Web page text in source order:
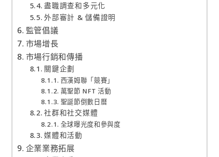
盡職調查和多元化
外部審計 & 儲備證明
監管倡議
市場增長
市場行銷和傳播
關鍵企劃
西漢姆聯「競賽」
萬聖節 NFT 活動
聖誕節倒數日曆
社群和社交媒體
全球曝光度和參與度
媒體和活動
企業業務拓展